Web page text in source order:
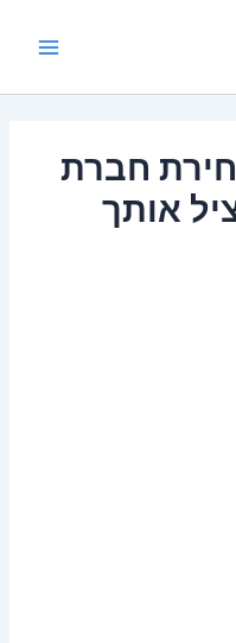
חברת
אותך